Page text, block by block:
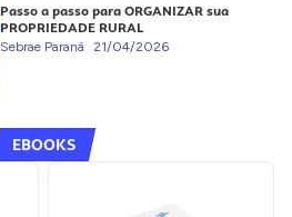
Passo a passo para ORGANIZAR sua
PROPRIEDADE RURAL
Sebrae Paraná 21/04/2026
EBOOKS